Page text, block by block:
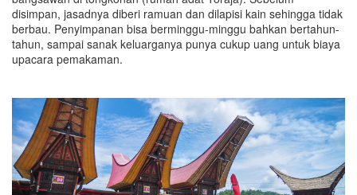
disimpan, jasadnya diberi ramuan dan dilapisi kain sehingga tidak
berbau. Penyimpanan bisa berminggu-minggu bahkan bertahun-
tahun, sampai sanak keluarganya punya cukup uang untuk biaya
upacara pemakaman.